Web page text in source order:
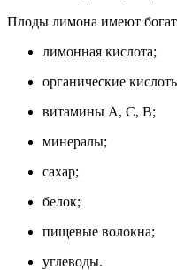
Плоды лимона имеют
лимонная кислота;
органические
витамины А, C, В;
минералы;
сахар;
белок;
пищевые волокна;
углеводы.